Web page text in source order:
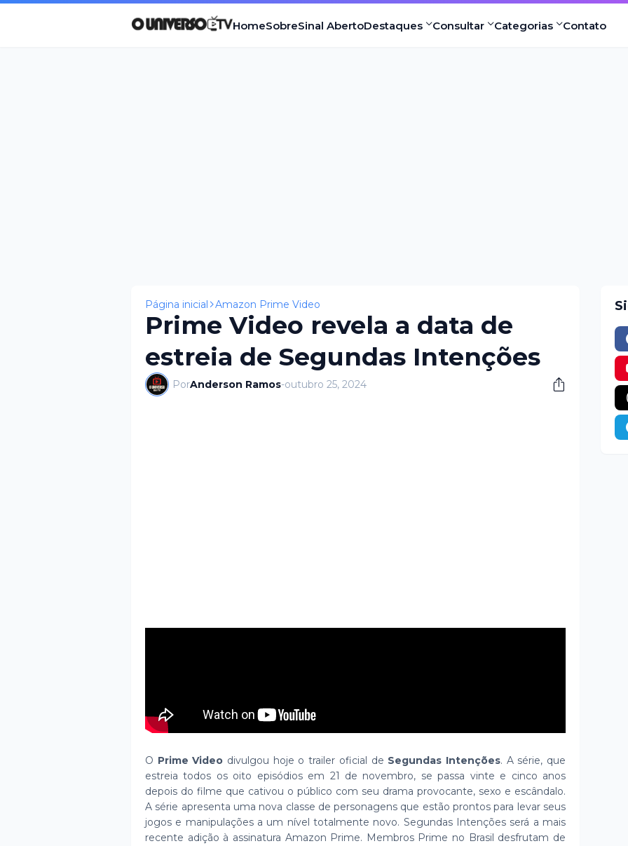
HomeSobreSinal AbertoDestaques Consultar Categorias Contato
Página inicial Amazon Prime Video
Prime Video revela a data de
estreia de Segundas Intenções
PorAnderson Ramos-outubro 25, 2024
O Prime Video divulgou hoje o trailer oficial de Segundas Intenções. A série, que
estreia todos os oito episódios em 21 de novembro, se passa vinte e cinco anos
depois do filme que cativou o público com seu drama provocante, sexo e escândalo.
A série apresenta uma nova classe de personagens que estão prontos para levar seus
jogos e manipulações a um nível totalmente novo. Segundas Intenções será a mais
recente adição à assinatura Amazon Prime. Membros Prime no Brasil desfrutam de